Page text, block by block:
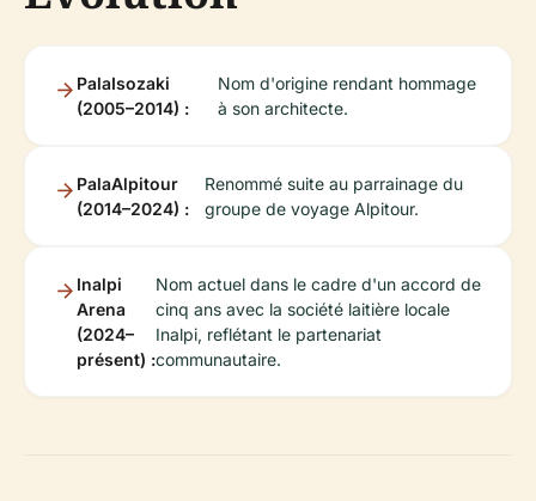
PalaIsozaki
(2005–2014) :
Nom d'origine rendant hommage
à son architecte.
PalaAlpitour
(2014–2024) :
Renommé suite au parrainage du
groupe de voyage Alpitour.
Inalpi
Arena
(2024–
présent) :
Nom actuel dans le cadre d'un accord de
cinq ans avec la société laitière locale
Inalpi, reflétant le partenariat
communautaire.